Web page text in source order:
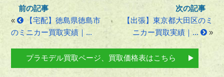
«
【宅配】徳島県徳島市
のミニカー買取実績｜...
【出張】東京都大田区のミ
ニカー買取実績｜...
»
プラモデル買取ページ、買取価格表はこちら